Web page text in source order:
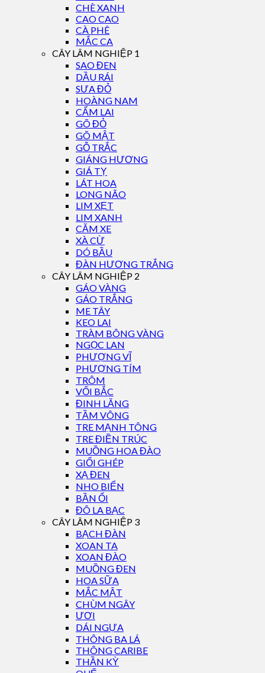
CHÈ XANH
CAO CAO
CÀ PHÊ
MẮC CA
CÂY LÂM NGHIỆP 1
SAO ĐEN
DẦU RÁI
SƯA ĐỎ
HOÀNG NAM
CẨM LAI
GÕ ĐỎ
GÕ MẬT
GỖ TRẮC
GIÁNG HƯƠNG
GIÁ TỴ
LÁT HOA
LONG NÃO
LIM XẸT
LIM XANH
CĂM XE
XÀ CỪ
DÓ BẦU
ĐÀN HƯƠNG TRẮNG
CÂY LÂM NGHIỆP 2
GÁO VÀNG
GÁO TRẮNG
ME TÂY
KEO LAI
TRÀM BÔNG VÀNG
NGỌC LAN
PHƯỢNG VĨ
PHƯỢNG TÍM
TRÔM
VỐI BẮC
ĐINH LĂNG
TẦM VÔNG
TRE MẠNH TÔNG
TRE ĐIỀN TRÚC
MUỒNG HOA ĐÀO
GIỔI GHÉP
XẠ ĐEN
NHO BIỂN
BẦN ỔI
ĐÔ LA BẠC
CÂY LÂM NGHIỆP 3
BẠCH ĐÀN
XOAN TA
XOAN ĐÀO
MUỒNG ĐEN
HOA SỮA
MẮC MẬT
CHÙM NGÂY
ƯƠI
DÁI NGỰA
THÔNG BA LÁ
THÔNG CARIBE
THẦN KỲ